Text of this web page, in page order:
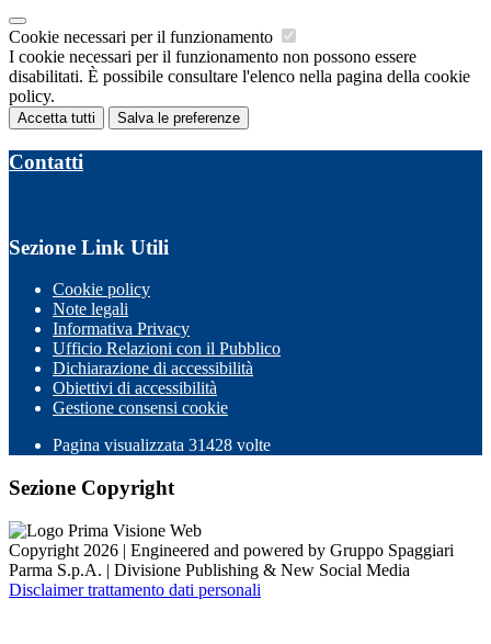
Cookie necessari per il funzionamento
I cookie necessari per il funzionamento non possono essere
disabilitati. È possibile consultare l'elenco nella pagina della cookie
policy.
Accetta tutti Salva le preferenze
Contatti
Sezione Link Utili
Cookie policy
Note legali
Informativa Privacy
Ufficio Relazioni con il Pubblico
Dichiarazione di accessibilità
Obiettivi di accessibilità
Gestione consensi cookie
Pagina visualizzata 31428 volte
Sezione Copyright
Copyright 2026 | Engineered and powered by Gruppo Spaggiari
Parma S.p.A. | Divisione Publishing & New Social Media
Disclaimer trattamento dati personali